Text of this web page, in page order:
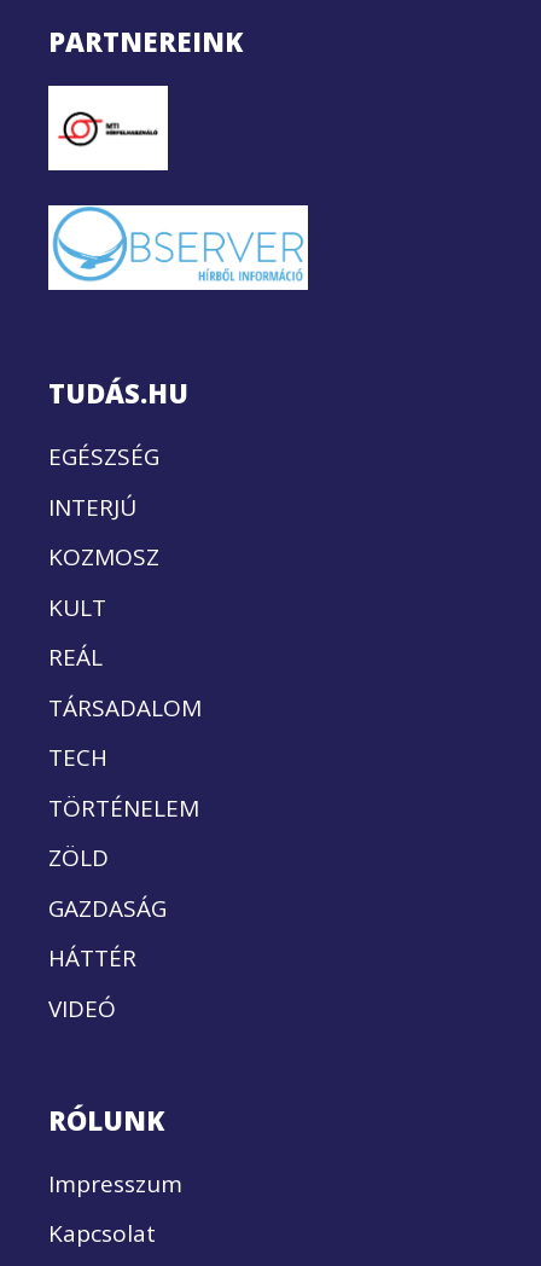
PARTNEREINK
TUDÁS.HU
EGÉSZSÉG
INTERJÚ
KOZMOSZ
KULT
REÁL
TÁRSADALOM
TECH
TÖRTÉNELEM
ZÖLD
GAZDASÁG
HÁTTÉR
VIDEÓ
RÓLUNK
Impresszum
Kapcsolat